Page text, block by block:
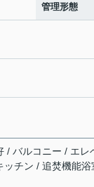
管理形態
/ バルコニー / エ
チン / 追焚機能